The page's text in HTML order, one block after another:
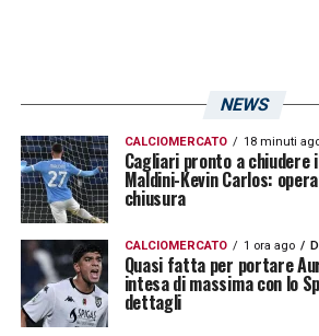
conclusasi burrascosamente
Anche in rossoblù Maran
della collaborazione di
suo vice da oltre un decennio,
collaboratori tecnici Ivan
AndreaTonelli . Futuro
il figlio del tecnico, il 24enne
NEWS
CALCIOMERCATO 18 minuti
Cagliari pronto a chiudere
Maldini-Kevin Carlos:
chiusura
CALCIOMERCATO 1 ora ago
Quasi fatta per portare
intesa di massima con lo
dettagli